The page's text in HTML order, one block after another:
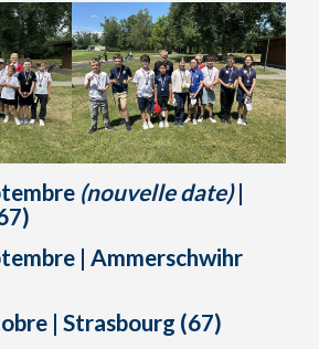
(nouvelle date)|
| Ammerschwihr
| Strasbourg (67)